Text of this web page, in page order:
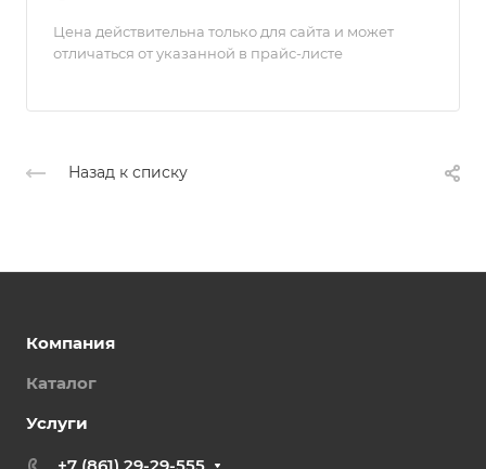
Цена действительна только для сайта и может
отличаться от указанной в прайс-листе
Назад к списку
Компания
Каталог
Услуги